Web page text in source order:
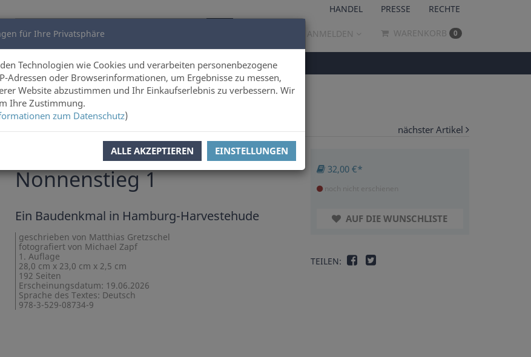
für Ihre Privatsphäre
Technologien wie Cookies und verarbeiten personenbezogene
Adressen oder Browserinformationen, um Ergebnisse zu messen,
Website abzustimmen und Ihr Einkaufserlebnis zu verbessern. Wir
Ihre Zustimmung.
zum Datenschutz)
ALLE AKZEPTIEREN EINSTELLUNGEN
HANDEL PRESSE RECHTE
ANMELDEN WARENKORB 0
Über uns
Artikel 9 von 13 nächster Artikel
Michael Zapf
Nonnenstieg 1
Ein Baudenkmal in Hamburg-Harvestehude
geschrieben von Matthias Gretzschel
fotografiert von Michael Zapf
1. Auflage
28,0 cm x 23,0 cm x 2,5 cm
192 Seiten
Erscheinungsdatum: 19.06.2026
Sprache des Textes: Deutsch
978-3-529-08734-9
32,00 €*
noch nicht erschienen
AUF DIE WUNSCHLISTE
TEILEN: